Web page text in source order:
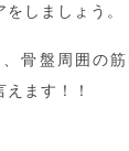
しましょう。
骨盤周囲の
ます！！